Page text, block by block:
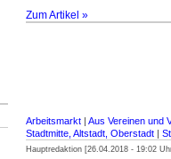
Zum Artikel »
Arbeitsmarkt | Aus Vereinen und
Stadtmitte, Altstadt, Oberstadt |
Hauptredaktion [26.04.2018 - 19:02